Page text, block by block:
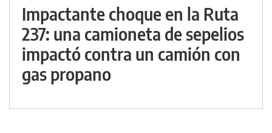
Impactante choque en la Ruta
237: una camioneta de sepelios
impactó contra un camión con
gas propano